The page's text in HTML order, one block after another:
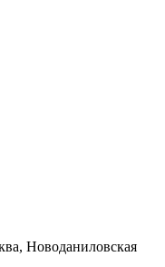
Новоданиловская